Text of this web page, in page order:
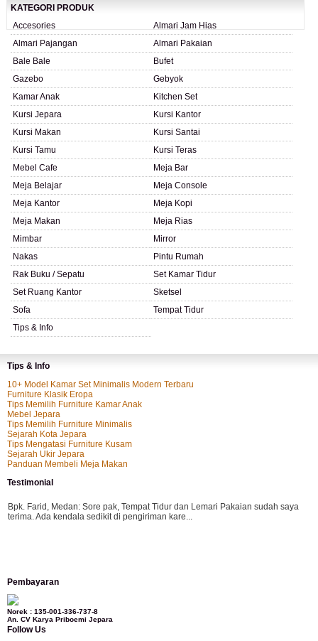
KATEGORI PRODUK
Accesories
Almari Jam Hias
Almari Pajangan
Almari Pakaian
Bale Bale
Bufet
Gazebo
Gebyok
Kamar Anak
Kitchen Set
Kursi Jepara
Kursi Kantor
Kursi Makan
Kursi Santai
Kursi Tamu
Kursi Teras
Mebel Cafe
Meja Bar
Meja Belajar
Meja Console
Meja Kantor
Meja Kopi
Meja Makan
Meja Rias
Mimbar
Mirror
Nakas
Pintu Rumah
Rak Buku / Sepatu
Set Kamar Tidur
Set Ruang Kantor
Sketsel
Sofa
Tempat Tidur
Tips & Info
Tips & Info
10+ Model Kamar Set Minimalis Modern Terbaru
Furniture Klasik Eropa
Tips Memilih Furniture Kamar Anak
Mebel Jepara
Tips Memilih Furniture Minimalis
Sejarah Kota Jepara
Tips Mengatasi Furniture Kusam
Sejarah Ukir Jepara
Panduan Membeli Meja Makan
Testimonial
Bpk. Farid, Medan: Sore pak, Tempat Tidur dan Lemari Pakaian sudah saya
terima. Ada kendala sedikit di pengiriman kare...
kursi teras saya sudah saya terima dan p...
Pembayaran
Norek : 135-001-336-737-8
An. CV Karya Priboemi Jepara
Follow Us